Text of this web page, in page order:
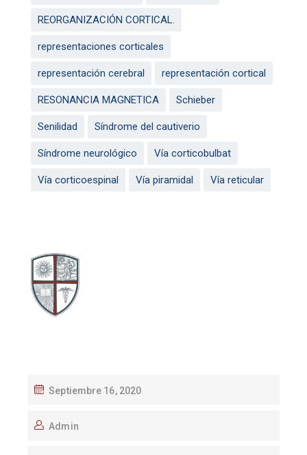
REORGANIZACIÓN CORTICAL.
representaciones corticales
representación cerebral representación cortical
RESONANCIA MAGNETICA Schieber
Senilidad Síndrome del cautiverio
Síndrome neurológico Vía corticobulbat
Vía corticoespinal Vía piramidal Vía reticular
Septiembre 16, 2020
Admin